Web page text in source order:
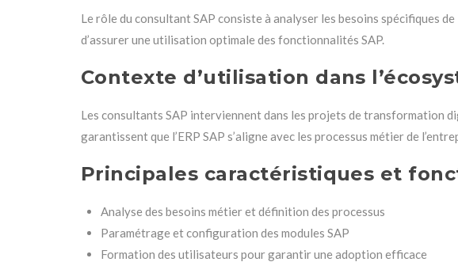
Le rôle du consultant SAP consiste à analyser les besoins spécifiques
d’assurer une utilisation optimale des fonctionnalités SAP.
Contexte d’utilisation dans
Les consultants SAP interviennent dans les projets de transformation
garantissent que l’ERP SAP s’aligne avec les processus métier de
Principales caractéristiques et
Analyse des besoins métier et définition des processus
Paramétrage et configuration des modules SAP
Formation des utilisateurs pour garantir une adoption efficace